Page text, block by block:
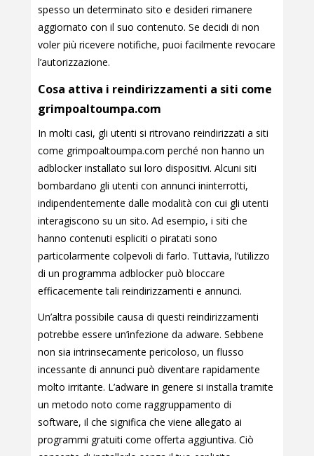
spesso un determinato sito e desideri rimanere
aggiornato con il suo contenuto. Se decidi di non
voler più ricevere notifiche, puoi facilmente revocare
l’autorizzazione.
Cosa attiva i reindirizzamenti a siti come
grimpoaltoumpa.com
In molti casi, gli utenti si ritrovano reindirizzati a siti
come grimpoaltoumpa.com perché non hanno un
adblocker installato sui loro dispositivi. Alcuni siti
bombardano gli utenti con annunci ininterrotti,
indipendentemente dalle modalità con cui gli utenti
interagiscono su un sito. Ad esempio, i siti che
hanno contenuti espliciti o piratati sono
particolarmente colpevoli di farlo. Tuttavia, l’utilizzo
di un programma adblocker può bloccare
efficacemente tali reindirizzamenti e annunci.
Un’altra possibile causa di questi reindirizzamenti
potrebbe essere un’infezione da adware. Sebbene
non sia intrinsecamente pericoloso, un flusso
incessante di annunci può diventare rapidamente
molto irritante. L’adware in genere si installa tramite
un metodo noto come raggruppamento di
software, il che significa che viene allegato ai
programmi gratuiti come offerta aggiuntiva. Ciò